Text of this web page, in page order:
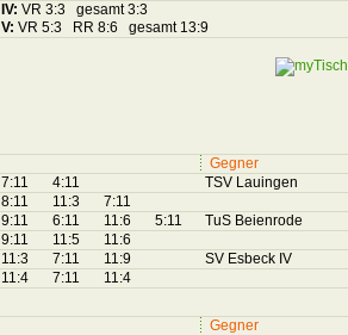
VR 3:3 gesamt 3:3
VR 5:3 RR 8:6 gesamt 13:9
Gegner
7:11 4:11 TSV Lauingen
8:11 11:3
7:11
9:11 6:11 11:6 5:11 TuS Beienrode
9:11 11:5
11:6
11:3 7:11 11:9 SV Esbeck IV
11:4 7:11
11:4
Gegner